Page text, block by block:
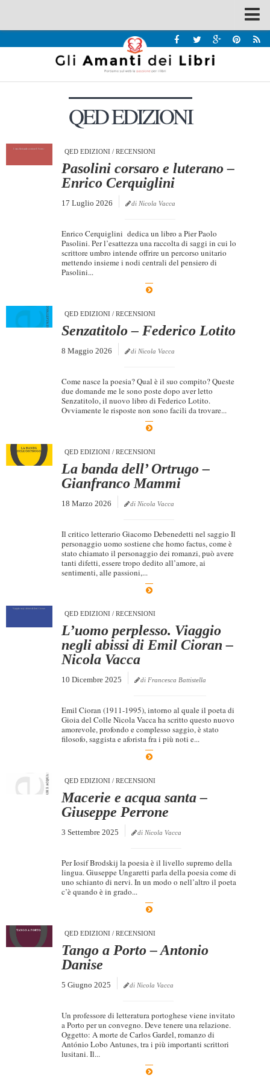
Recensioni
Interviste & Incontri
Chi siamo
Rassegna Stampa
Archivio
Case editrici
Partnership
Premio Chiara
Tabù Festival 2014
A Tutto Volume
QED EDIZIONI
QED EDIZIONI / RECENSIONI
Pasolini corsaro e luterano –
Enrico Cerquiglini
17 Luglio 2026 di Nicola Vacca
Enrico Cerquiglini dedica un libro a Pier Paolo
Pasolini. Per l’esattezza una raccolta di saggi in cui lo
scrittore umbro intende offrire un percorso unitario
mettendo insieme i nodi centrali del pensiero di
Pasolini...
QED EDIZIONI / RECENSIONI
Senzatitolo – Federico Lotito
8 Maggio 2026 di Nicola Vacca
Come nasce la poesia? Qual è il suo compito? Queste
due domande me le sono poste dopo aver letto
Senzatitolo, il nuovo libro di Federico Lotito.
Ovviamente le risposte non sono facili da trovare...
QED EDIZIONI / RECENSIONI
La banda dell’ Ortrugo –
Gianfranco Mammi
18 Marzo 2026 di Nicola Vacca
Il critico letterario Giacomo Debenedetti nel saggio Il
personaggio uomo sostiene che homo factus, come è
stato chiamato il personaggio dei romanzi, può avere
tanti difetti, essere tropo dedito all’amore, ai
sentimenti, alle passioni,...
QED EDIZIONI / RECENSIONI
L’uomo perplesso. Viaggio
negli abissi di Emil Cioran –
Nicola Vacca
10 Dicembre 2025 di Francesca Battistella
Emil Cioran (1911-1995), intorno al quale il poeta di
Gioia del Colle Nicola Vacca ha scritto questo nuovo
amorevole, profondo e complesso saggio, è stato
filosofo, saggista e aforista fra i più noti e...
QED EDIZIONI / RECENSIONI
Macerie e acqua santa –
Giuseppe Perrone
3 Settembre 2025 di Nicola Vacca
Per Iosif Brodskij la poesia è il livello supremo della
lingua. Giuseppe Ungaretti parla della poesia come di
uno schianto di nervi. In un modo o nell’altro il poeta
c’è quando è in grado...
QED EDIZIONI / RECENSIONI
Tango a Porto – Antonio
Danise
5 Giugno 2025 di Nicola Vacca
Un professore di letteratura portoghese viene invitato
a Porto per un convegno. Deve tenere una relazione.
Oggetto: A morte de Carlos Gardel, romanzo di
António Lobo Antunes, tra i più importanti scrittori
lusitani. Il...